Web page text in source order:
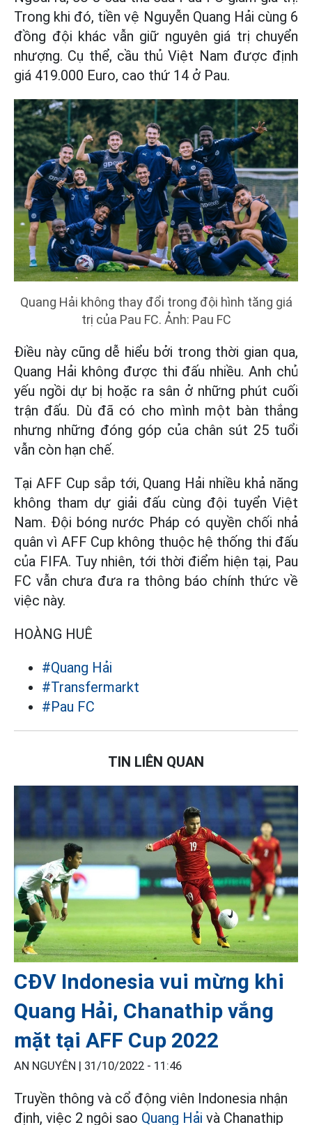
Trong khi đó, tiền vệ Nguyễn Quang Hải cùng 6
đồng đội khác vẫn giữ nguyên giá trị chuyển
nhượng. Cụ thể, cầu thủ Việt Nam được định
giá 419.000 Euro, cao thứ 14 ở Pau.
Quang Hải không thay đổi trong đội hình tăng giá
trị của Pau FC. Ảnh: Pau FC
Điều này cũng dễ hiểu bởi trong thời gian qua,
Quang Hải không được thi đấu nhiều. Anh chủ
yếu ngồi dự bị hoặc ra sân ở những phút cuối
trận đấu. Dù đã có cho mình một bàn thắng
nhưng những đóng góp của chân sút 25 tuổi
vẫn còn hạn chế.
Tại AFF Cup sắp tới, Quang Hải nhiều khả năng
không tham dự giải đấu cùng đội tuyển Việt
Nam. Đội bóng nước Pháp có quyền chối nhả
quân vì AFF Cup không thuộc hệ thống thi đấu
của FIFA. Tuy nhiên, tới thời điểm hiện tại, Pau
FC vẫn chưa đưa ra thông báo chính thức về
việc này.
HOÀNG HUÊ
#Quang Hải
#Transfermarkt
#Pau FC
TIN LIÊN QUAN
CĐV Indonesia vui mừng khi
Quang Hải, Chanathip vắng
mặt tại AFF Cup 2022
AN NGUYÊN | 31/10/2022 - 11:46
Truyền thông và cổ động viên Indonesia nhận
định, việc 2 ngôi sao Quang Hải và Chanathip